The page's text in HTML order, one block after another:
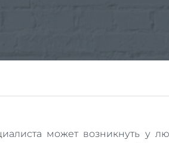
может возникнуть у